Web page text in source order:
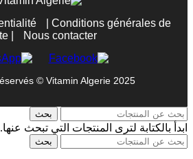
Conditions générales de
Nous contacter
© Vitamin Algerie 2025.
بحث
ابدأ بالكتابة لترى المنتجات التي تبحث عنها.
بحث